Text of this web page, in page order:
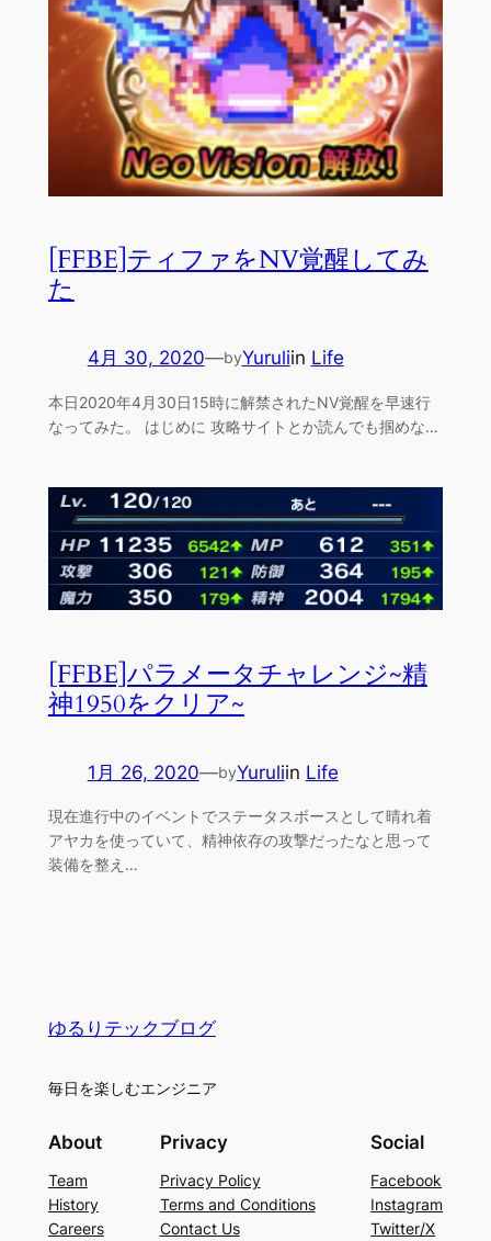
[FFBE]ティファをNV覚醒してみ
た
4月 30, 2020—byYuruliin Life
本日2020年4月30日15時に解禁されたNV覚醒を早速行
なってみた。 はじめに 攻略サイトとか読んでも掴めな…
[FFBE]パラメータチャレンジ~精
神1950をクリア~
1月 26, 2020—byYuruliin Life
現在進行中のイベントでステータスボースとして晴れ着
アヤカを使っていて、精神依存の攻撃だったなと思って
装備を整え…
ゆるりテックブログ
毎日を楽しむエンジニア
About
Team
History
Careers
Privacy
Privacy Policy
Terms and Conditions
Contact Us
Social
Facebook
Instagram
Twitter/X